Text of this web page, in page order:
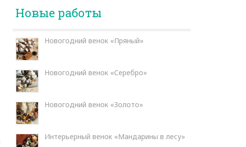
Новые работы
Новогодний венок «Пряный»
Новогодний венок «Серебро»
Новогодний венок «Золото»
Интерьерный венок «Мандарины в лесу»